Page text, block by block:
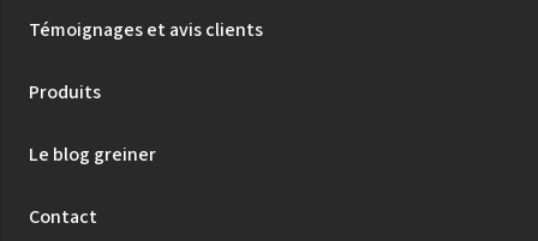
Témoignages et avis clients
Produits
Le blog greiner
Contact